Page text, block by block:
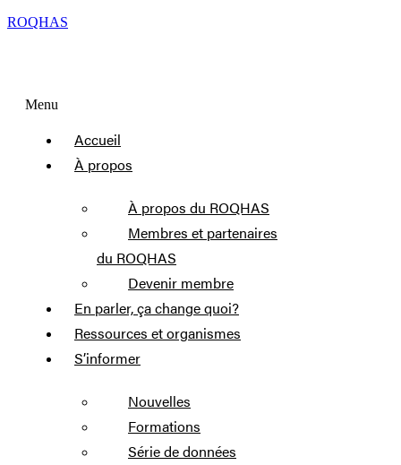
ROQHAS
Menu
Accueil
À propos
À propos du ROQHAS
Membres et partenaires
du ROQHAS
Devenir membre
En parler, ça change quoi?
Ressources et organismes
S’informer
Nouvelles
Formations
Série de données